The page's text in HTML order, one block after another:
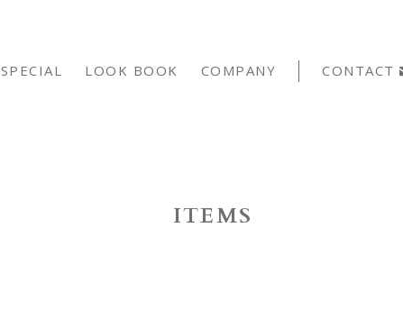
SPECIAL LOOK BOOK COMPANY CONTACT
ITEMS